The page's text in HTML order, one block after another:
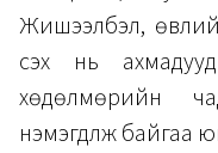
Жишээлбэл,
үүсэх нь
хөдөлмөрийн
нэмэгдүүлж байгаа